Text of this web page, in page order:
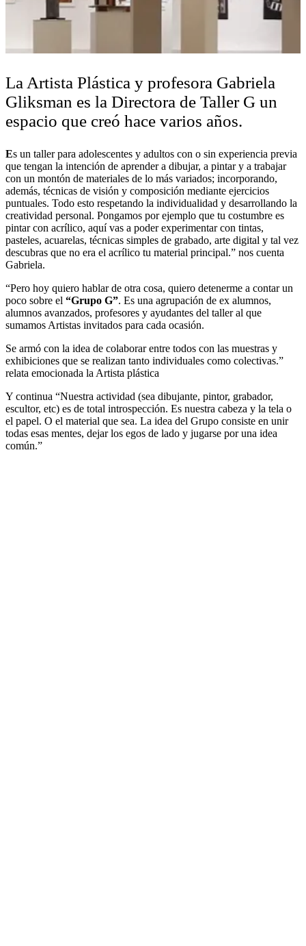
La Artista Plástica y profesora Gabriela
Gliksman es la Directora de Taller G un
espacio que creó hace varios años.
Es un taller para adolescentes y adultos con o sin experiencia previa
que tengan la intención de aprender a dibujar, a pintar y a trabajar
con un montón de materiales de lo más variados; incorporando,
además, técnicas de visión y composición mediante ejercicios
puntuales. Todo esto respetando la individualidad y desarrollando la
creatividad personal. Pongamos por ejemplo que tu costumbre es
pintar con acrílico, aquí vas a poder experimentar con tintas,
pasteles, acuarelas, técnicas simples de grabado, arte digital y tal vez
descubras que no era el acrílico tu material principal.” nos cuenta
Gabriela.
“Pero hoy quiero hablar de otra cosa, quiero detenerme a contar un
poco sobre el “Grupo G”. Es una agrupación de ex alumnos,
alumnos avanzados, profesores y ayudantes del taller al que
sumamos Artistas invitados para cada ocasión.
Se armó con la idea de colaborar entre todos con las muestras y
exhibiciones que se realizan tanto individuales como colectivas.”
relata emocionada la Artista plástica
Y continua “Nuestra actividad (sea dibujante, pintor, grabador,
escultor, etc) es de total introspección. Es nuestra cabeza y la tela o
el papel. O el material que sea. La idea del Grupo consiste en unir
todas esas mentes, dejar los egos de lado y jugarse por una idea
común.”